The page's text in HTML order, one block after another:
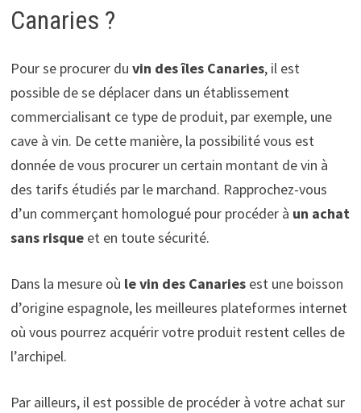
Canaries ?
Pour se procurer du vin des îles Canaries, il est
possible de se déplacer dans un établissement
commercialisant ce type de produit, par exemple, une
cave à vin. De cette manière, la possibilité vous est
donnée de vous procurer un certain montant de vin à
des tarifs étudiés par le marchand. Rapprochez-vous
d’un commerçant homologué pour procéder à un achat
sans risque et en toute sécurité.
Dans la mesure où le vin des Canariesest une boisson
d’origine espagnole, les meilleures plateformes internet
où vous pourrez acquérir votre produit restent celles de
l’archipel.
Par ailleurs, il est possible de procéder à votre achat sur